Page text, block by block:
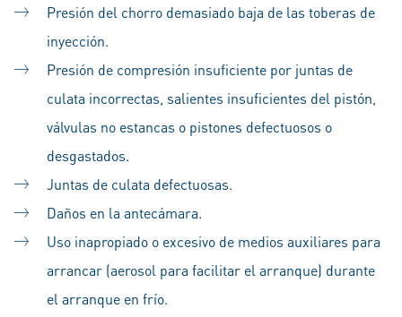
Presión del chorro demasiado baja de las toberas de
inyección.
Presión de compresión insuficiente por juntas de
culata incorrectas, salientes insuficientes del pistón,
válvulas no estancas o pistones defectuosos o
desgastados.
Juntas de culata defectuosas.
Daños en la antecámara.
Uso inapropiado o excesivo de medios auxiliares para
arrancar (aerosol para facilitar el arranque) durante
el arranque en frío.